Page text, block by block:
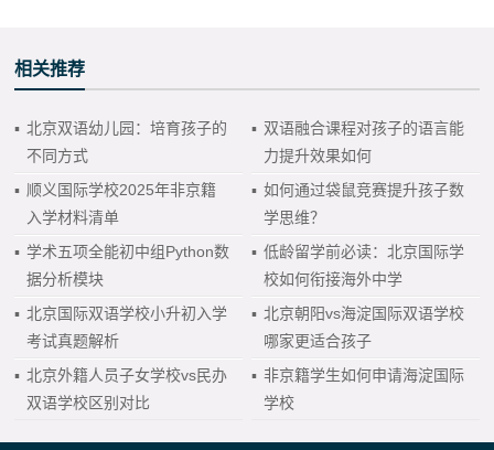
相关推荐
▪ 北京双语幼儿园：培育孩子的
不同方式
▪ 双语融合课程对孩子的语言能
力提升效果如何
▪ 顺义国际学校2025年非京籍
入学材料清单
▪ 如何通过袋鼠竞赛提升孩子数
学思维？
▪ 学术五项全能初中组Python数
据分析模块
▪ 低龄留学前必读：北京国际学
校如何衔接海外中学
▪ 北京国际双语学校小升初入学
考试真题解析
▪ 北京朝阳vs海淀国际双语学校
哪家更适合孩子
▪ 北京外籍人员子女学校vs民办
双语学校区别对比
▪ 非京籍学生如何申请海淀国际
学校